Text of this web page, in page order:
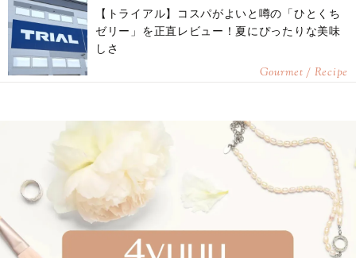
【トライアル】コスパがよいと噂の「ひとくち
ゼリー」を正直レビュー！夏にぴったりな美味
しさ
Gourmet / Recipe